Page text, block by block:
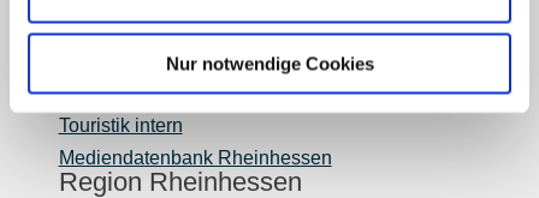
Nur notwendige Cookies
Presse
Login Weinwirtschaft
Touristik intern
Mediendatenbank Rheinhessen
Region Rheinhessen